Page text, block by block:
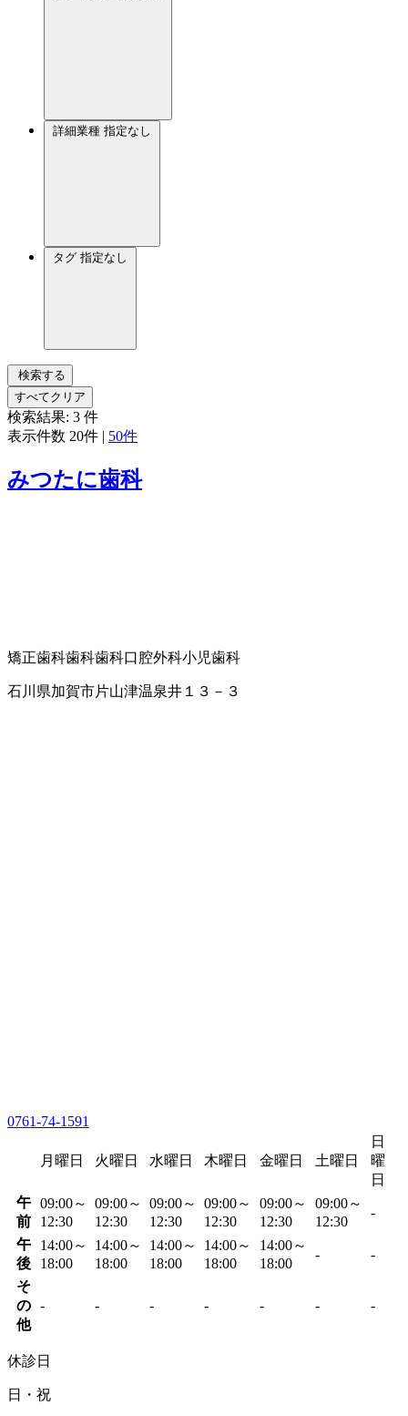
詳細業種 指定なし
タグ 指定なし
検索する
すべてクリア
検索結果: 3 件
表示件数 20件 | 50件
みつたに歯科
矯正歯科歯科歯科口腔外科小児歯科
石川県加賀市片山津温泉井１３－３
0761-74-1591
月曜日 火曜日 水曜日 木曜日 金曜日 土曜日
日
曜
日
午
前
09:00～
12:30
09:00～
12:30
09:00～
12:30
09:00～
12:30
09:00～
12:30
09:00～
12:30
-
午
後
14:00～
18:00
14:00～
18:00
14:00～
18:00
14:00～
18:00
14:00～
18:00
- -
そ
の
他
- - - - - - -
休診日
日・祝